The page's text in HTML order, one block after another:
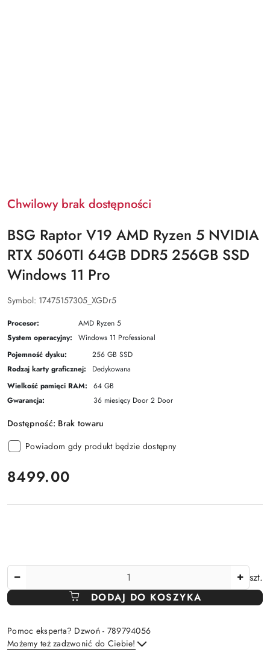
Chwilowy brak dostępności
BSG Raptor V19 AMD Ryzen 5 NVIDIA
RTX 5060TI 64GB DDR5 256GB SSD
Windows 11 Pro
Symbol: 17475157305_XGDr5
Procesor:
AMD Ryzen 5
System operacyjny:
Windows 11 Professional
Pojemność dysku:
256 GB SSD
Rodzaj karty graficznej:
Dedykowana
Wielkość pamięci RAM:
64 GB
Gwarancja:
36 miesięcy Door 2 Door
Dostępność: Brak towaru
Powiadom gdy produkt będzie dostępny
cena:
8499.00
szt.
DODAJ DO KOSZYKA
Pomoc eksperta? Dzwoń - 789794056
Możemy też zadzwonić do Ciebie!